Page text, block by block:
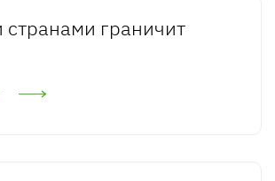
граничит